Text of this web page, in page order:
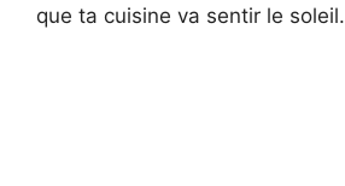
que ta cuisine va sentir le soleil.